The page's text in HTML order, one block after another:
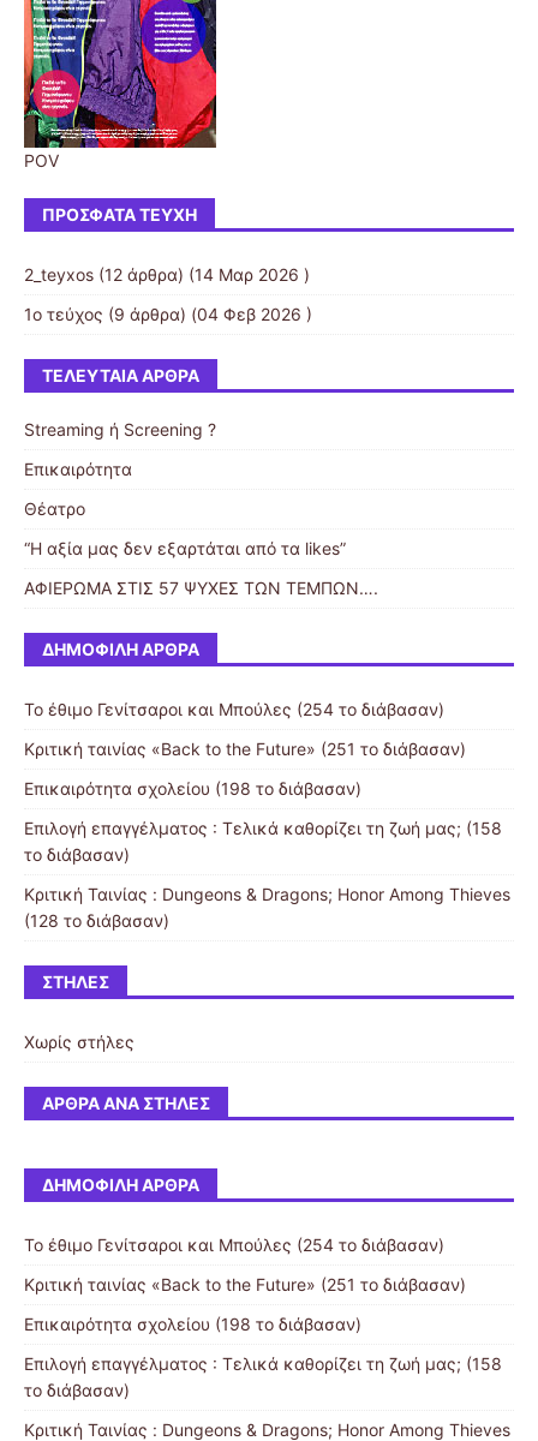
POV
ΠΡΌΣΦΑΤΑ ΤΕΎΧΗ
2_teyxos (12 άρθρα) (14 Μαρ 2026 )
1ο τεύχος (9 άρθρα) (04 Φεβ 2026 )
ΤΕΛΕΥΤΑΊΑ ΆΡΘΡΑ
Streaming ή Screening ?
Επικαιρότητα
Θέατρο
“Η αξία μας δεν εξαρτάται από τα likes”
ΑΦΙΕΡΩΜΑ ΣΤΙΣ 57 ΨΥΧΕΣ ΤΩΝ ΤΕΜΠΩΝ….
ΔΗΜΟΦΙΛΉ ΆΡΘΡΑ
Το έθιμο Γενίτσαροι και Μπούλες (254 το διάβασαν)
Κριτική ταινίας «Back to the Future» (251 το διάβασαν)
Επικαιρότητα σχολείου (198 το διάβασαν)
Επιλογή επαγγέλματος : Τελικά καθορίζει τη ζωή μας; (158
το διάβασαν)
Κριτική Ταινίας : Dungeons & Dragons; Honor Among Thieves
(128 το διάβασαν)
ΣΤΉΛΕΣ
Χωρίς στήλες
ΆΡΘΡΑ ΑΝΆ ΣΤΉΛΕΣ
ΔΗΜΟΦΙΛΉ ΆΡΘΡΑ
Το έθιμο Γενίτσαροι και Μπούλες (254 το διάβασαν)
Κριτική ταινίας «Back to the Future» (251 το διάβασαν)
Επικαιρότητα σχολείου (198 το διάβασαν)
Επιλογή επαγγέλματος : Τελικά καθορίζει τη ζωή μας; (158
το διάβασαν)
Κριτική Ταινίας : Dungeons & Dragons; Honor Among Thieves